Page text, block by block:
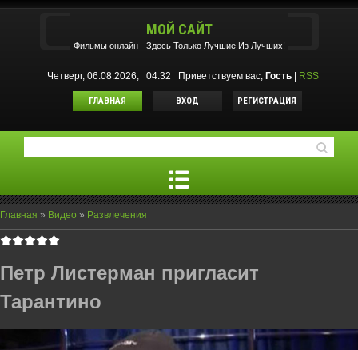
МОЙ САЙТ
Фильмы oнлайн - Здесь Только Лучшие Из Лучших!
Четверг, 06.08.2026, 04:32 Приветствуем вас, Гость RSS
ГЛАВНАЯ ВХОД РЕГИСТРАЦИЯ
Главная » Видео » Развлечения
Петр Листерман пригласит
Тарантино